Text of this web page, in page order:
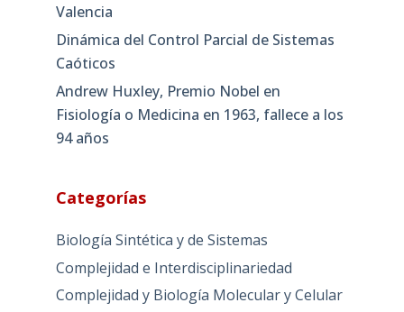
Valencia
Dinámica del Control Parcial de Sistemas
Caóticos
Andrew Huxley, Premio Nobel en
Fisiología o Medicina en 1963, fallece a los
94 años
Categorías
Biología Sintética y de Sistemas
Complejidad e Interdisciplinariedad
Complejidad y Biología Molecular y Celular